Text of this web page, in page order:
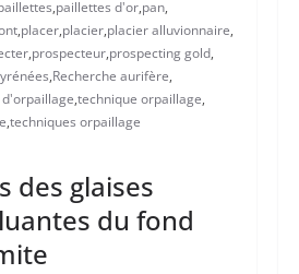
,paillettes d'or,pan,
,placer,placier,placier alluvionnaire,
,prospecteur,prospecting gold,
,Recherche aurifère,
,technique orpaillage,
,techniques orpaillage
des glaises
du fond